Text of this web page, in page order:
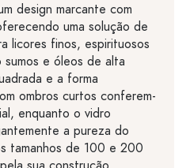
design marcante com
uma solução de
licores finos, espirituosos
e óleos de alta
e a forma
ombros curtos conferem-
enquanto o vidro
a pureza do
tamanhos de 100 e 200